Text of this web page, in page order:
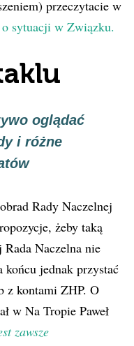
przeczytacie w
o sytuacji w Związku.
oglądać
i różne
Rady Naczelnej
żeby taką
Naczelna nie
końcu jednak przystać
z kontami ZHP. O
w Na Tropie Paweł
zawsze